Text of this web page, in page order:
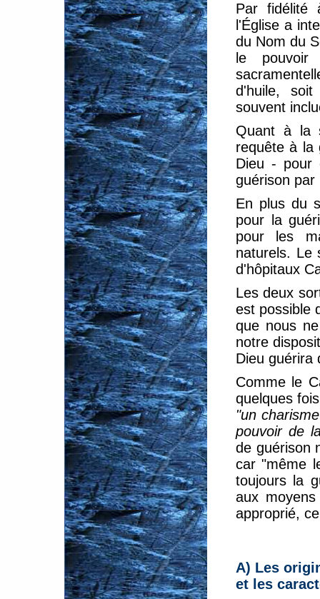
Par fidélité
l'Église a
du Nom du
le
d'huile,
souvent
Quant à la
requête à la
Dieu - pour
guérison par
En plus du
pour la
pour les
naturels. Le
d'hôpitaux
Les deux
est possible
que nous
notre
Dieu guérira
Comme le
quelques
"un
pouvoir de
de guérison
car "même
toujours la
aux
approprié,
A) Les
et les